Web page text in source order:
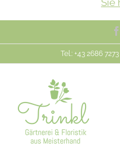
Sie
Inhalt
Tel.: +43 2686 7273